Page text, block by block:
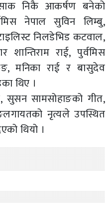
निकै आकर्षण बनेको
नेपाल सुविन लिम्बु,
निलडेभिड कटवाल,
शान्तिराम राई, पुर्वमिस
मनिका राई र बासुदेव
थिए ।
सुसन सामसोहाङको गीत,
नृत्यले उपस्थित
थियो ।